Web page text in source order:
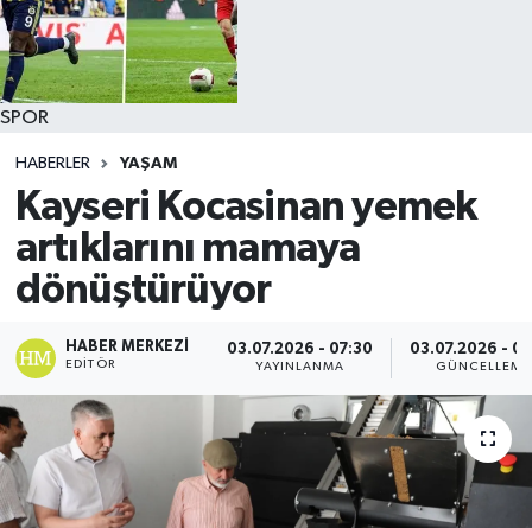
SPOR
HABERLER YAŞAM
Kayseri Kocasinan yemek
artıklarını mamaya
dönüştürüyor
HABER MERKEZI
EDITÖR
03.07.2026 - 07:30
YAYINLANMA
03.07.2026 -
GÜNCELLEME